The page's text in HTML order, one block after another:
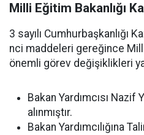
Milli Eğitim Bakanlığı
3 sayılı Cumhurbaşkanlığı
nci maddeleri gereğince
önemli görev değişiklikleri
Bakan Yardımcısı
alınmıştır.
Bakan Yardımcılığına